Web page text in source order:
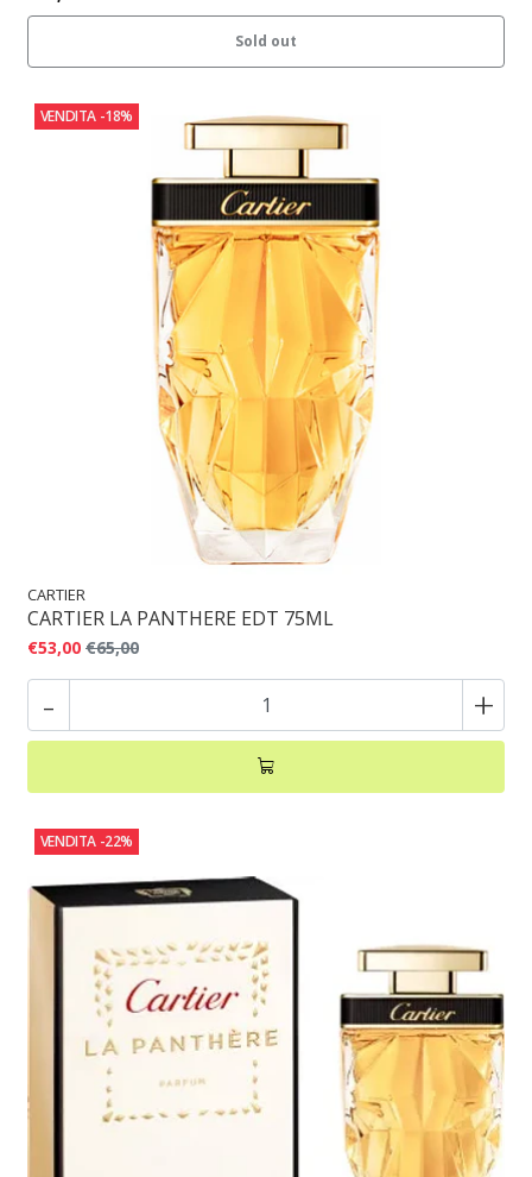
Sold out
VENDITA -18%
CARTIER
CARTIER LA PANTHERE EDT 75ML
€53,00 €65,00
- +
VENDITA -22%